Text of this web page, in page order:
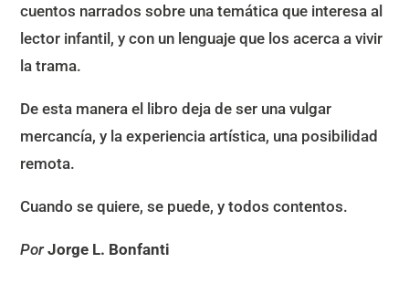
cuentos narrados sobre una temática que interesa al
lector infantil, y con un lenguaje que los acerca a vivir
la trama.
De esta manera el libro deja de ser una vulgar
mercancía, y la experiencia artística, una posibilidad
remota.
Cuando se quiere, se puede, y todos contentos.
Por Jorge L. Bonfanti